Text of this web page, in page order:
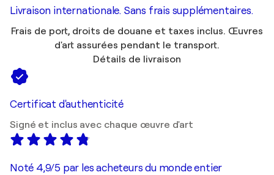
Livraison internationale. Sans frais supplémentaires.
Frais de port, droits de douane et taxes inclus. Œuvres
d'art assurées pendant le transport.
Détails de livraison
Certificat d'authenticité
Signé et inclus avec chaque œuvre d'art
Noté 4,9/5 par les acheteurs du monde entier